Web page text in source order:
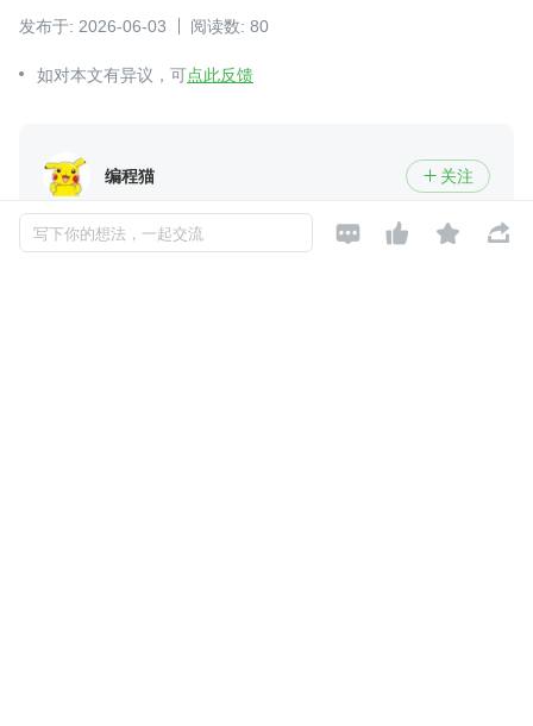
发布于: 2026-06-03 阅读数: 80
如对本文有异议，可点此反馈
编程猫  关注
还未添加个人简介
写下你的想法，一起交流    